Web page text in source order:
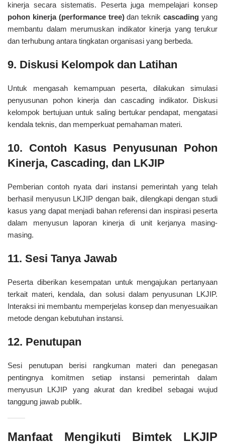
kinerja secara sistematis. Peserta juga mempelajari konsep
pohon kinerja (performance tree)dan teknikcascading yang
membantu dalam merumuskan indikator kinerja yang terukur
dan terhubung antara tingkatan organisasi yang berbeda.
9. Diskusi Kelompok dan Latihan
Untuk mengasah kemampuan peserta, dilakukan simulasi
penyusunan pohon kinerja dan cascading indikator. Diskusi
kelompok bertujuan untuk saling bertukar pendapat, mengatasi
kendala teknis, dan memperkuat pemahaman materi.
10. Contoh Kasus Penyusunan Pohon
Kinerja, Cascading, dan LKJIP
Pemberian contoh nyata dari instansi pemerintah yang telah
berhasil menyusun LKJIP dengan baik, dilengkapi dengan studi
kasus yang dapat menjadi bahan referensi dan inspirasi peserta
dalam menyusun laporan kinerja di unit kerjanya masing-
masing.
11. Sesi Tanya Jawab
Peserta diberikan kesempatan untuk mengajukan pertanyaan
terkait materi, kendala, dan solusi dalam penyusunan LKJIP.
Interaksi ini membantu memperjelas konsep dan menyesuaikan
metode dengan kebutuhan instansi.
12. Penutupan
Sesi penutupan berisi rangkuman materi dan penegasan
pentingnya komitmen setiap instansi pemerintah dalam
menyusun LKJIP yang akurat dan kredibel sebagai wujud
tanggung jawab publik.
Manfaat Mengikuti Bimtek LKJIP